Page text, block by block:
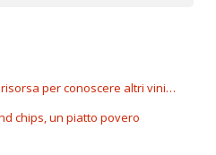
per conoscere altri vini…
chips, un piatto povero